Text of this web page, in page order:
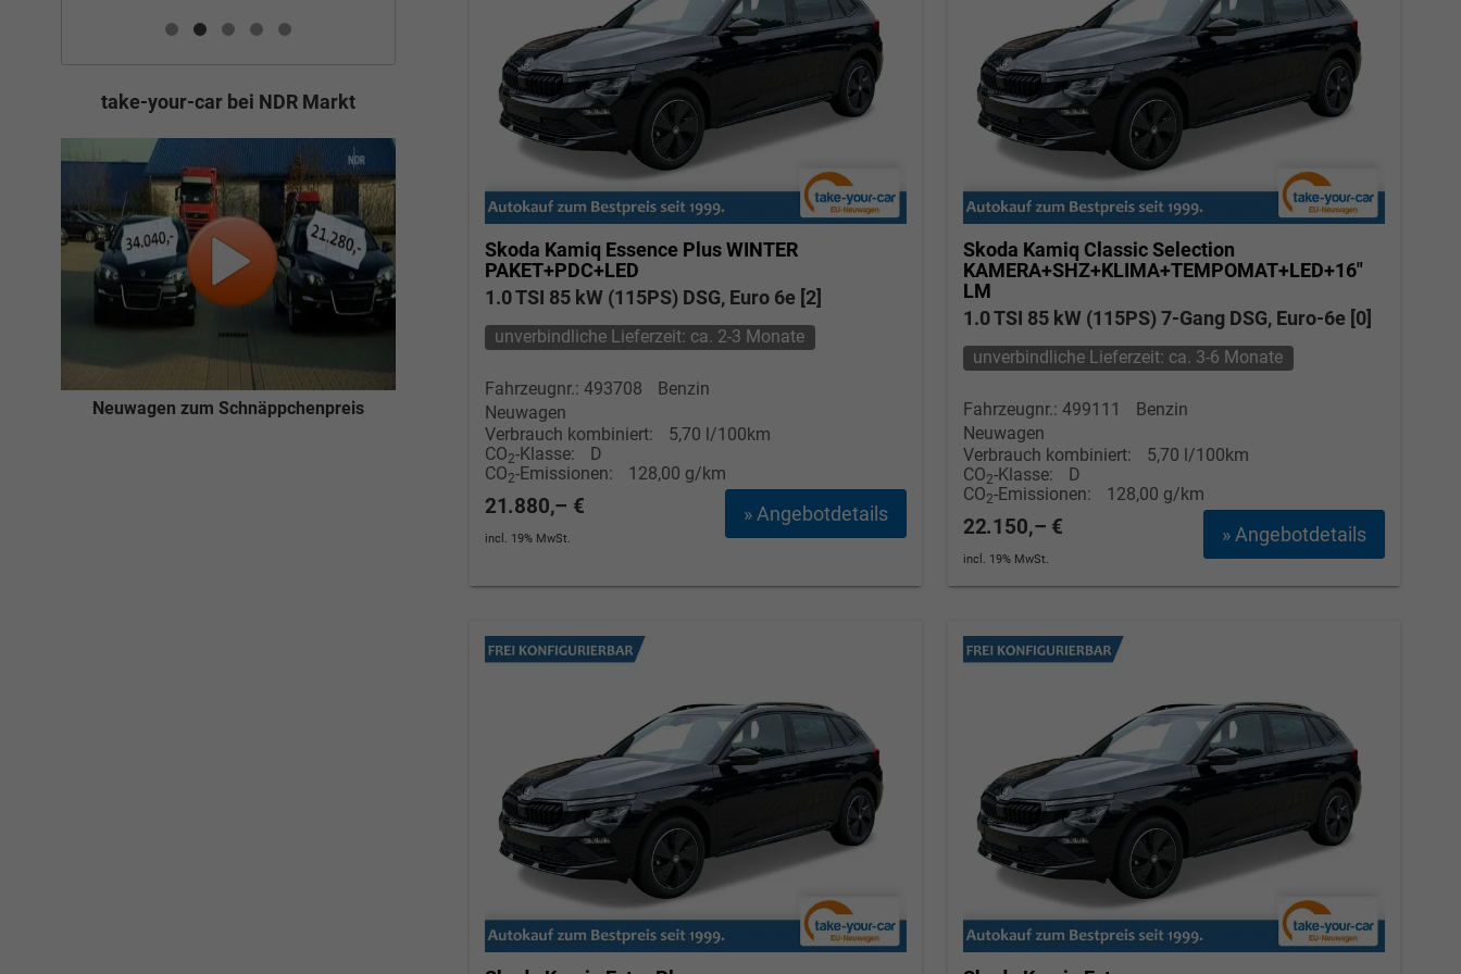
Skoda Kamiq Essence Plus WINTER
PAKET+PDC+LED
1.0 TSI 85 kW (115PS) DSG, Euro 6e [2]
unverbindliche Lieferzeit: ca. 2-3 Monate
Fahrzeugnr.: 493708
Benzin
Neuwagen
Verbrauch kombiniert:
5,70 l/100km
CO2-Klasse:
D
CO2-Emissionen: 128,00 g/km
» Angebotdetails
21.880,– €
incl. 19% MwSt.
Skoda Kamiq Classic Selection
KAMERA+SHZ+KLIMA+TEMPOMAT+LED+16"
LM
1.0 TSI 85 kW (115PS) 7-Gang DSG, Euro-6e [0]
unverbindliche Lieferzeit: ca. 3-6 Monate
Fahrzeugnr.: 499111
Benzin
Neuwagen
Verbrauch kombiniert:
5,70 l/100km
CO2-Klasse:
D
CO2-Emissionen: 128,00 g/km
» Angebotdetails
22.150,– €
incl. 19% MwSt.
take-your-car bei NDR Markt
Neuwagen zum Schnäppchenpreis